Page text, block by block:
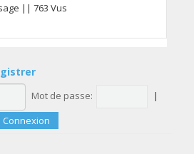
|| 763 Vus
Mot de passe:
|